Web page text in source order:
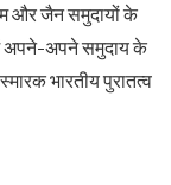
और जैन समुदायों के
अपने-अपने समुदाय के
भारतीय पुरातत्व